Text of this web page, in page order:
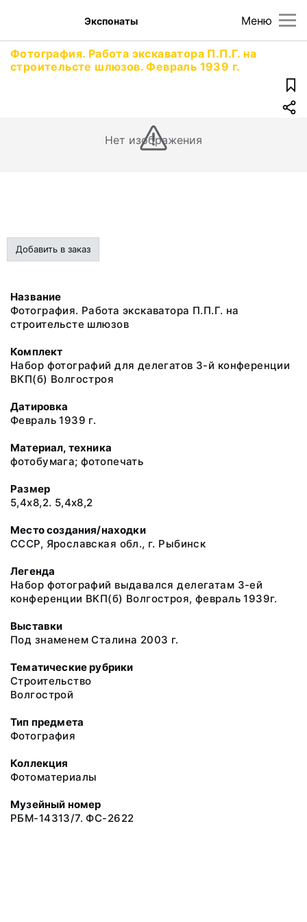
Меню
Экспонаты
Фотография. Работа экскаватора П.П.Г. на
строительсте шлюзов. Февраль 1939 г.
Нет изображения
Добавить в заказ
Название
Фотография. Работа экскаватора П.П.Г. на
строительсте шлюзов
Комплект
Набор фотографий для делегатов 3-й конференции
ВКП(б) Волгостроя
Датировка
Февраль 1939 г.
Материал, техника
фотобумага; фотопечать
Размер
5,4х8,2. 5,4х8,2
Место создания/находки
СССР, Ярославская обл., г. Рыбинск
Легенда
Набор фотографий выдавался делегатам 3-ей
конференции ВКП(б) Волгостроя, февраль 1939г.
Выставки
Под знаменем Сталина 2003 г.
Тематические рубрики
Строительство
Волгострой
Тип предмета
Фотография
Коллекция
Фотоматериалы
Музейный номер
РБМ-14313/7. ФС-2622